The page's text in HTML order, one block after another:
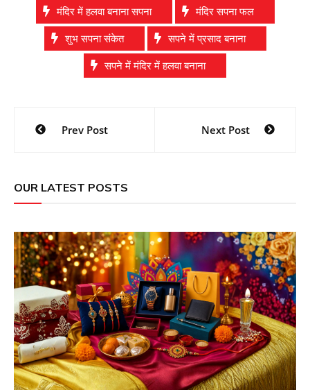
मंदिर में हलवा बनाना सपना
मंदिर सपना फल
शुभ सपना संकेत
सपने में प्रसाद बनाना
सपने में मंदिर में हलवा बनाना
Post
navigation
Prev Post Next Post
OUR LATEST POSTS